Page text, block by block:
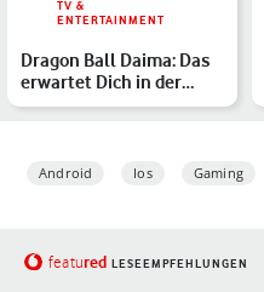
TV &
ENTERTAINMENT
Dragon Ball Daima: Das
erwartet Dich in der
neuen Anime-Serie
Android Ios Gaming
featured LESEEMPFEHLUNGEN